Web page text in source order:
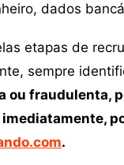
dados
etapas de
sempre
ou fraudulenta,
.